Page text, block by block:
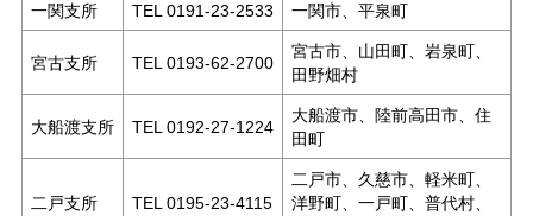
一関支所 TEL 0191-23-2533 一関市、平泉町
宮古支所 TEL 0193-62-2700
宮古市、山田町、岩泉町、
田野畑村
大船渡支所 TEL 0192-27-1224
大船渡市、陸前高田市、住
田町
二戸支所 TEL 0195-23-4115
二戸市、久慈市、軽米町、
洋野町、一戸町、普代村、